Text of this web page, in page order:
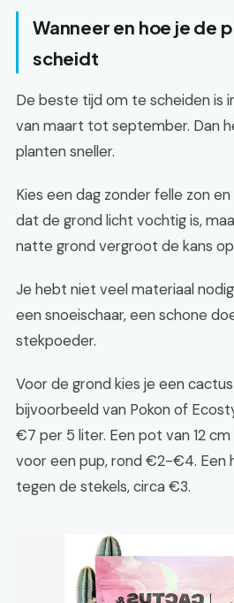
Wanneer en hoe je de
scheidt
De beste tijd om te scheiden is
van maart tot september. Dan
planten sneller.
Kies een dag zonder felle zon
dat de grond licht vochtig is,
natte grond vergroot de kans
Je hebt niet veel materiaal
een snoeischaar, een schone
stekpoeder.
Voor de grond kies je een
bijvoorbeeld van Pokon of
€7 per 5 liter. Een pot van 12
voor een pup, rond €2-€4. Een
tegen de stekels, circa €3.